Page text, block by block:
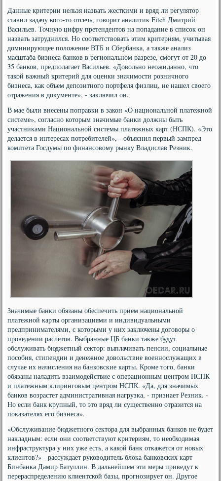
Данные критерии нельзя назвать жесткими и вряд ли регулятор
ставил задачу кого-то отсечь, говорит аналитик Fitch Дмитрий
Васильев. Точную цифру претендентов на попадание в список он
назвать затруднился. Но соответствовать этим критериям, учитывая
доминирующее положение ВТБ и Сбербанка, а также анализ
масштаба бизнеса банков в региональном разрезе, смогут от 20 до
35 банков, предполагает Васильев. «Довольно неожиданно, что
такой важный критерий для оценки значимости розничного
бизнеса, как объем депозитного портфеля физлиц, не нашел своего
отражения в документе», - заключил он.
В мае были внесены поправки в закон «О национальной платежной
системе», согласно которым значимые банки должны быть
участниками Национальной системы платежных карт (НСПК). «Это
делается в интересах потребителей», - объяснил первый зампред
комитета Госдумы по финансовому рынку Владислав Резник.
Значимые банки обязаны обеспечить прием национальной
платежной карты организациями и индивидуальными
предпринимателями, с которыми у них заключены договоры о
проведении расчетов. Выбранные ЦБ банки также будут
обслуживать бюджетный сектор: выплачивать пенсии, социальные
пособия, стипендии и денежное довольствие военнослужащих в
случае их начисления на банковские карты. Кроме того, банки
обязаны наладить взаимодействие с операционным центром НСПК
и платежным клиринговым центром НСПК. «Да, для значимых
банков возрастет административная нагрузка, - признает Резник. -
Но если банк крупный, то это вряд ли существенно отразится на
показателях его бизнеса».
«Обслуживание бюджетного сектора для выбранных банков не будет
накладным: если они соответствуют критериям, то необходимая
инфраструктура у них уже есть, а какой банк откажется от новых
клиентов?» - рассуждает руководитель блока банковских карт
Бинбанка Дамир Батуллин. В дальнейшем эти меры приведут к
перераспределению клиентской базы, прогнозирует он. Другое